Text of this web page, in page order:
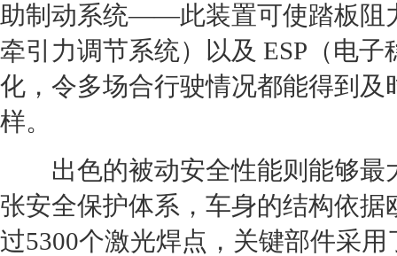
助制动系统——此装置可使踏板阻
牵引力调节系统）以及 ESP（电
化，令多场合行驶情况都能得到
样。
出色的被动安全性能则能够最
张安全保护体系，车身的结构依
过5300个激光焊点，关键部件采